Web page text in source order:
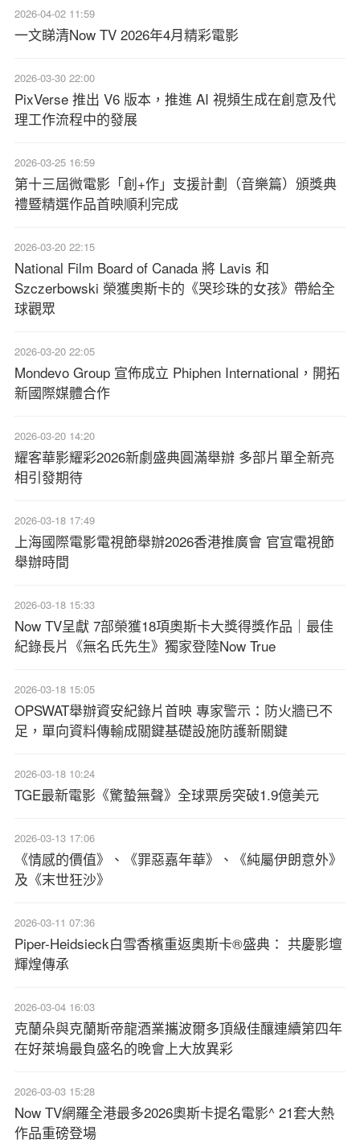
2026-04-02 11:59
一文睇清Now TV 2026年4月精彩電影
2026-03-30 22:00
PixVerse 推出 V6 版本，推進 AI 視頻生成在創意及代
理工作流程中的發展
2026-03-25 16:59
第十三屆微電影「創+作」支援計劃（音樂篇）頒獎典
禮暨精選作品首映順利完成
2026-03-20 22:15
National Film Board of Canada 將 Lavis 和
Szczerbowski 榮獲奧斯卡的《哭珍珠的女孩》帶給全
球觀眾
2026-03-20 22:05
Mondevo Group 宣佈成立 Phiphen International，開拓
新國際媒體合作
2026-03-20 14:20
耀客華影耀彩2026新劇盛典圓滿舉辦 多部片單全新亮
相引發期待
2026-03-18 17:49
上海國際電影電視節舉辦2026香港推廣會 官宣電視節
舉辦時間
2026-03-18 15:33
Now TV呈獻 7部榮獲18項奧斯卡大獎得獎作品｜最佳
紀錄長片《無名氏先生》獨家登陸Now True
2026-03-18 15:05
OPSWAT舉辦資安紀錄片首映 專家警示：防火牆已不
足，單向資料傳輸成關鍵基礎設施防護新關鍵
2026-03-18 10:24
TGE最新電影《驚蟄無聲》全球票房突破1.9億美元
2026-03-13 17:06
《情感的價值》、《罪惡嘉年華》、《純屬伊朗意外》
及《末世狂沙》
2026-03-11 07:36
Piper-Heidsieck白雪香檳重返奧斯卡®盛典： 共慶影壇
輝煌傳承
2026-03-04 16:03
克蘭朵與克蘭斯帝龍酒業攜波爾多頂級佳釀連續第四年
在好萊塢最負盛名的晚會上大放異彩
2026-03-03 15:28
Now TV網羅全港最多2026奧斯卡提名電影^ 21套大熱
作品重磅登場